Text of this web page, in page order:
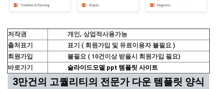
저작권
개인, 상업적사용가능
출처표기
표기 ( 회원가입 및 유료이용자 불필요 )
회원가입
불필요 ( 10건이상 받을시 회원가입 필요)
바로가기
슬라이드모델 ppt 템플릿 사이트
3만건의 고퀄리티의 전문가 다운 템플릿 양식